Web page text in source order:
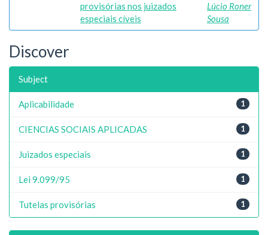
provisórias nos juizados
especiais cíveis
Lúcio Roner
Sousa
Discover
Subject
1
Aplicabilidade
1
CIENCIAS SOCIAIS APLICADAS
1
Juizados especiais
1
Lei 9.099/95
1
Tutelas provisórias